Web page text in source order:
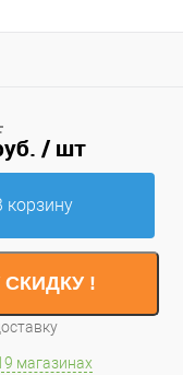
/ шт
корзину
!
магазинах